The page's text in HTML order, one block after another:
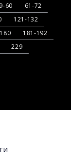
60
61-72
121-132
181-192
229